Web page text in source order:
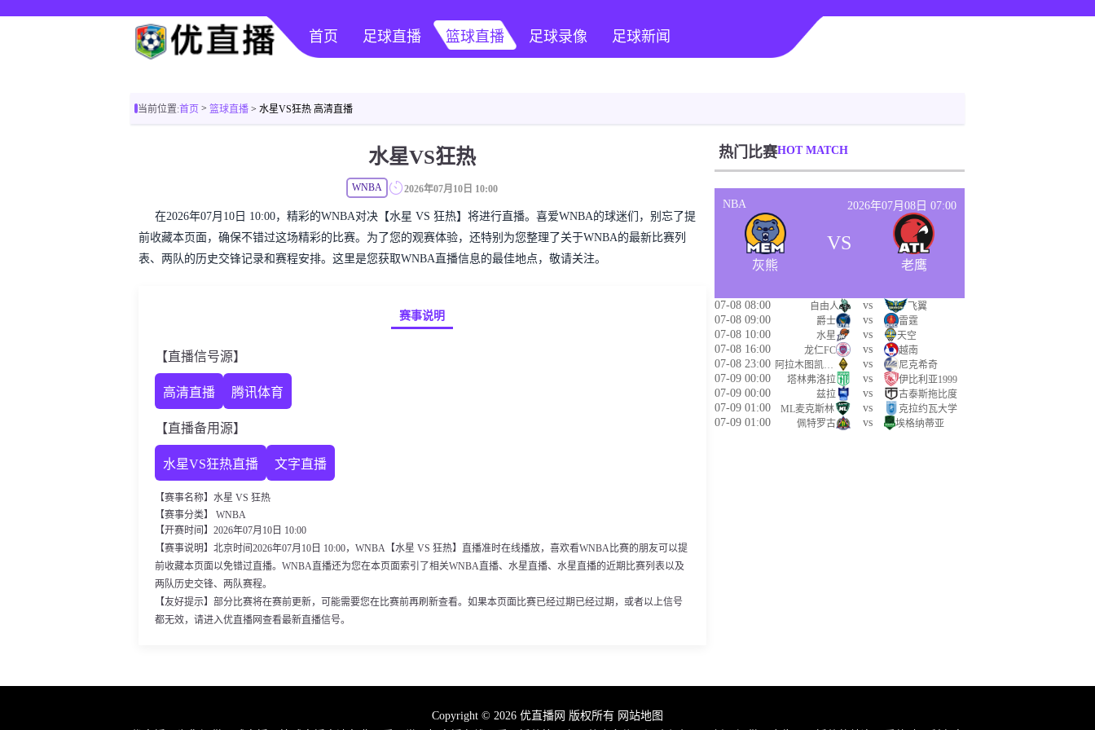
首页 足球直播 篮球直播 足球录像 足球新闻
当前位置:首页 > 篮球直播 > 水星VS狂热 高清直播
水星VS狂热
WNBA 2026年07月10日 10:00
在2026年07月10日 10:00，精彩的WNBA对决【水星 VS 狂热】将进行直播。喜爱WNBA的球迷们，别忘了提
前收藏本页面，确保不错过这场精彩的比赛。为了您的观赛体验，还特别为您整理了关于WNBA的最新比赛列
表、两队的历史交锋记录和赛程安排。这里是您获取WNBA直播信息的最佳地点，敬请关注。
赛事说明
【直播信号源】
高清直播 腾讯体育
【直播备用源】
水星VS狂热直播 文字直播
【赛事名称】水星 VS 狂热
【赛事分类】 WNBA
【开赛时间】2026年07月10日 10:00
【赛事说明】北京时间2026年07月10日 10:00，WNBA【水星 VS 狂热】直播准时在线播放，喜欢看WNBA比赛的朋友可以提
前收藏本页面以免错过直播。WNBA直播还为您在本页面索引了相关WNBA直播、水星直播、水星直播的近期比赛列表以及
两队历史交锋、两队赛程。
【友好提示】部分比赛将在赛前更新，可能需要您在比赛前再刷新查看。如果本页面比赛已经过期已经过期，或者以上信号
都无效，请进入优直播网查看最新直播信号。
热门比赛HOT MATCH
NBA 2026年07月08日 07:00
灰熊
VS
老鹰
07-08 08:00 自由人 vs 飞翼
07-08 09:00 爵士 vs 雷霆
07-08 10:00 水星 vs 天空
07-08 16:00 龙仁FC vs 越南
07-08 23:00 阿拉木图凯拉特 vs 尼克希奇
07-09 00:00 塔林弗洛拉 vs 伊比利亚1999
07-09 00:00 兹拉 vs 古泰斯拖比度
07-09 01:00 ML麦克斯林 vs 克拉约瓦大学
07-09 01:00 佩特罗古 vs 埃格纳蒂亚
Copyright © 2026 优直播网 版权所有 网站地图